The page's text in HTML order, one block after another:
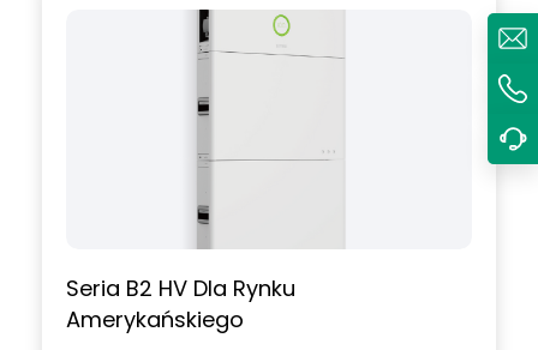
Seria B2 HV Dla Rynku
Amerykańskiego